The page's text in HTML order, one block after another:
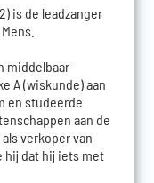
is de leadzanger
middelbaar
A (wiskunde) aan
en studeerde
aan de
verkoper van
hij dat hij iets met